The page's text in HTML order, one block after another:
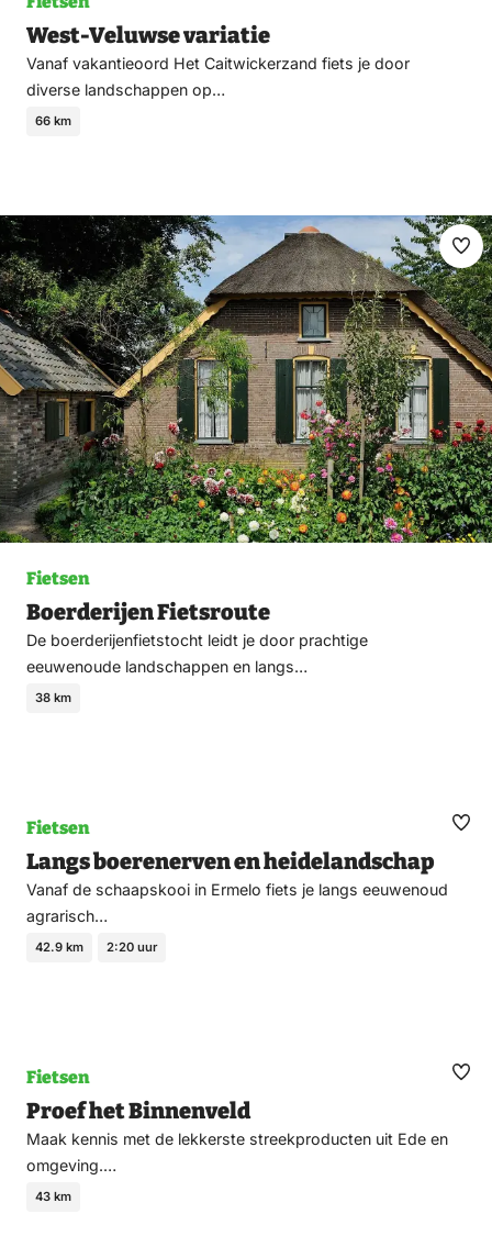
West-Veluwse variatie
Vanaf vakantieoord Het Caitwickerzand fiets je door
diverse landschappen op…
66 km
Fietsen
Boerderijen Fietsroute
De boerderijenfietstocht leidt je door prachtige
eeuwenoude landschappen en langs…
38 km
Fietsen
Langs boerenerven en heidelandschap
Vanaf de schaapskooi in Ermelo fiets je langs eeuwenoud
agrarisch…
42.9 km 2:20 uur
Fietsen
Proef het Binnenveld
Maak kennis met de lekkerste streekproducten uit Ede en
omgeving.…
43 km